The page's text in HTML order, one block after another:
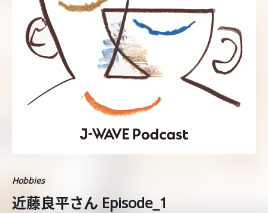
Hobbies
近藤良平さん Episode_1